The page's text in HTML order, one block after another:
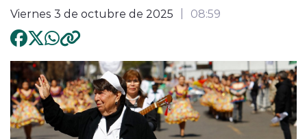
Viernes 3 de octubre de 2025 08:59